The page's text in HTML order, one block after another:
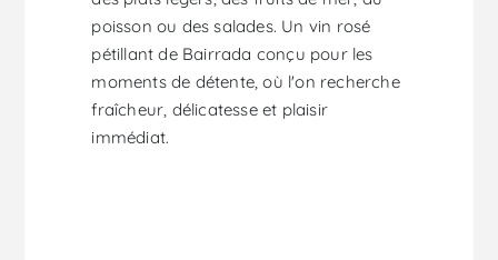
poisson ou des salades. Un vin rosé
pétillant de Bairrada conçu pour les
moments de détente, où l'on recherche
fraîcheur, délicatesse et plaisir
immédiat.